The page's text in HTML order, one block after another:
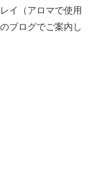
イ（アロマで使用
ブログでご案内し